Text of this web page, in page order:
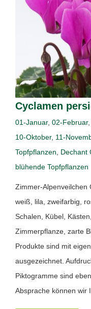
Cyclamen
01-Januar, 02-Februar,
10-Oktober, 11-
Topfpflanzen, Dechant
blühende Topfpflanzen
Zimmer-Alpenveilchen
weiß, lila, zweifarbig,
Schalen, Kübel,
Zimmerpflanze, zarte
Produkte sind mit
ausgezeichnet.
Piktogramme sind
Absprache können wir